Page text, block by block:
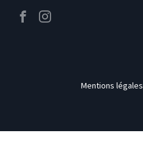
Mentions légales